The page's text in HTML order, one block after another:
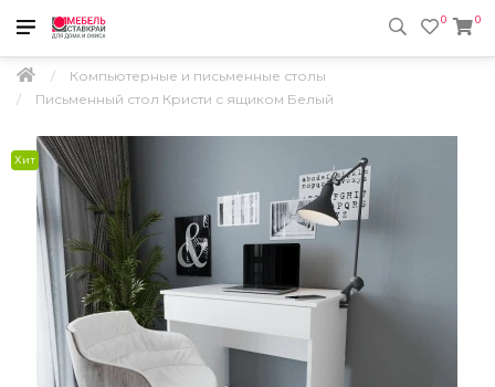
0
0
Компьютерные и письменные столы
Письменный стол Кристи с ящиком Белый
Хит